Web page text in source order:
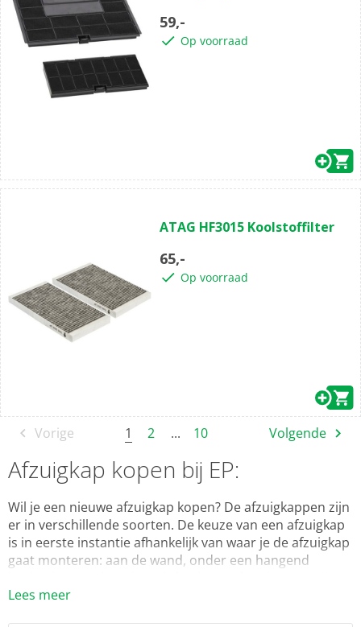
59,-
Op voorraad
ATAG HF3015 Koolstoffilter
65,-
Op voorraad
Vorige 1 2 ... 10 Volgende
Afzuigkap kopen bij EP:
Wil je een nieuwe afzuigkap kopen? De afzuigkappen zijn
er in verschillende soorten. De keuze van een afzuigkap
is in eerste instantie afhankelijk van waar je de afzuigkap
gaat monteren: aan de wand, onder een hangend
verkrijgbaar als schouwkap, onderbouw afzuigkap,
Lees meer